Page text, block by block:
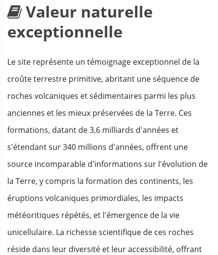
Valeur naturelle
exceptionnelle
Le site représente un témoignage exceptionnel de la
croûte terrestre primitive, abritant une séquence de
roches volcaniques et sédimentaires parmi les plus
anciennes et les mieux préservées de la Terre. Ces
formations, datant de 3,6 milliards d'années et
s'étendant sur 340 millions d'années, offrent une
source incomparable d'informations sur l'évolution de
la Terre, y compris la formation des continents, les
éruptions volcaniques primordiales, les impacts
météoritiques répétés, et l'émergence de la vie
unicellulaire. La richesse scientifique de ces roches
réside dans leur diversité et leur accessibilité, offrant